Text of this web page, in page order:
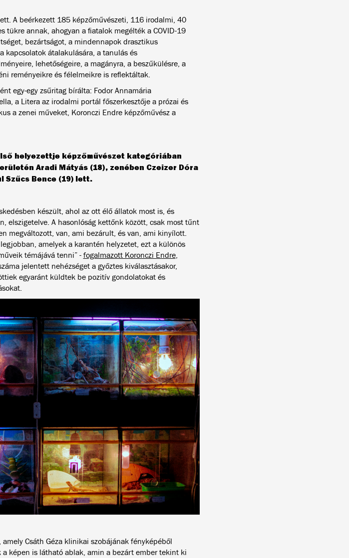
A beérkezett 185 képzőművészeti, 116 irodalmi, 40
tükre annak, ahogyan a fiatalok megélték a COVID-19
bezártságot, a mindennapok drasztikus
átalakulására, a tanulás és
lehetőségeire, a magányra, a beszűkülésre, a
reményeikre és félelmeikre is reflektáltak.
egy-egy zsűritag bírálta: Fodor Annamária
a Litera az irodalmi portál főszerkesztője a prózai és
a zenei műveket, Koronczi Endre képzőművész a
helyezettje képzőművészet kategóriában
Aradi Mátyás (18), zenében Czeizer Dóra
Szűcs Bence (19) lett.
készült, ahol az ott élő állatok most is, és
elszigetelve. A hasonlóság kettőnk között, csak most tűnt
megváltozott, van, ami bezárult, és van, ami kinyílott.
amelyek a karantén helyzetet, ezt a különös
témájává tenni” - fogalmazott Koronczi Endre,
jelentett nehézséget a győztes kiválasztásakor,
egyaránt küldtek be pozitív gondolatokat és
Csáth Géza klinikai szobájának fényképéből
képen is látható ablak, amin a bezárt ember tekint ki